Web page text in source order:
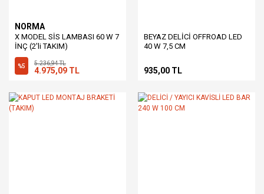
NORMA
X MODEL SİS LAMBASI 60 W 7
İNÇ (2'li TAKIM)
%5 5.236,94 TL
4.975,09 TL
BEYAZ DELİCİ OFFROAD LED
40 W 7,5 CM
935,00 TL